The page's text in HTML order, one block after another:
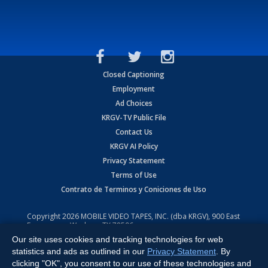
Closed Captioning
Employment
Ad Choices
KRGV-TV Public File
Contact Us
KRGV AI Policy
Privacy Statement
Terms of Use
Contrato de Terminos y Coniciones de Uso
Copyright2026 MOBILE VIDEO TAPES, INC. (dba KRGV), 900 East
Expressway, Weslaco, TX 78596.
All Rights Reserved. Powered by:Ruby Shore Software
Our site uses cookies and tracking technologies for web
statistics and ads as outlined in our Privacy Statement . By
clicking "OK", you consent to our use of these technologies and